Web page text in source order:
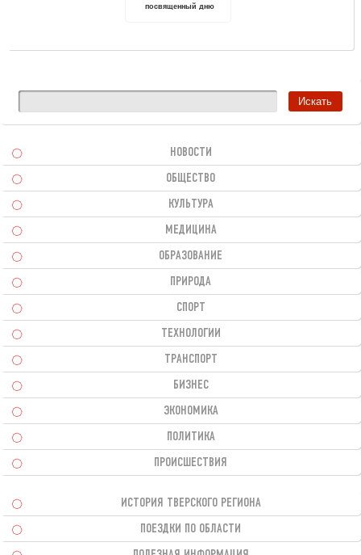
посвященный дню
НОВОСТИ
ОБЩЕСТВО
КУЛЬТУРА
МЕДИЦИНА
ОБРАЗОВАНИЕ
ПРИРОДА
СПОРТ
ТЕХНОЛОГИИ
ТРАНСПОРТ
БИЗНЕС
ЭКОНОМИКА
ПОЛИТИКА
ПРОИСШЕСТВИЯ
ИСТОРИЯ ТВЕРСКОГО РЕГИОНА
ПОЕЗДКИ ПО ОБЛАСТИ